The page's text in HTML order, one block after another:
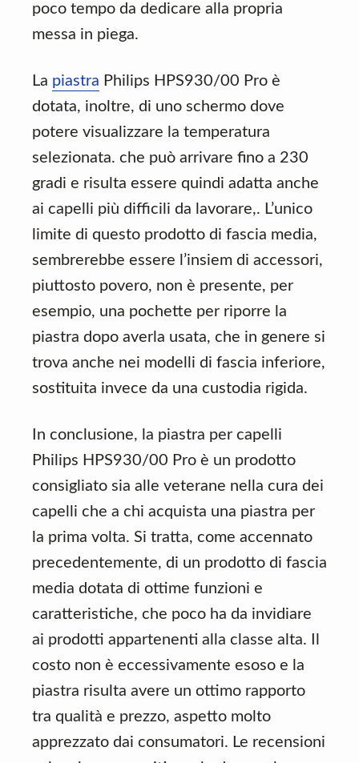
poco tempo da dedicare alla propria
messa in piega.
La piastra Philips HPS930/00 Pro è
dotata, inoltre, di uno schermo dove
potere visualizzare la temperatura
selezionata. che può arrivare fino a 230
gradi e risulta essere quindi adatta anche
ai capelli più difficili da lavorare,. L’unico
limite di questo prodotto di fascia media,
sembrerebbe essere l’insiem di accessori,
piuttosto povero, non è presente, per
esempio, una pochette per riporre la
piastra dopo averla usata, che in genere si
trova anche nei modelli di fascia inferiore,
sostituita invece da una custodia rigida.
In conclusione, la piastra per capelli
Philips HPS930/00 Pro è un prodotto
consigliato sia alle veterane nella cura dei
capelli che a chi acquista una piastra per
la prima volta. Si tratta, come accennato
precedentemente, di un prodotto di fascia
media dotata di ottime funzioni e
caratteristiche, che poco ha da invidiare
ai prodotti appartenenti alla classe alta. Il
costo non è eccessivamente esoso e la
piastra risulta avere un ottimo rapporto
tra qualità e prezzo, aspetto molto
apprezzato dai consumatori. Le recensioni